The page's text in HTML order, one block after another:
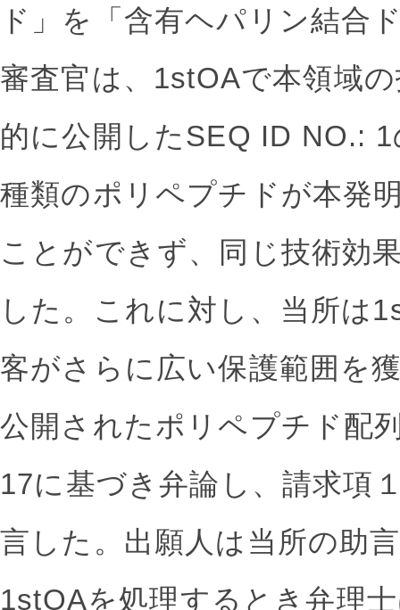
ド」を「含有ヘパリン結合
審査官は、1stOAで本領域
的に公開したSEQ ID NO.:
種類のポリペプチドが本発
ことができず、同じ技術効
した。これに対し、当所は
客がさらに広い保護範囲を
公開されたポリペプチド配
17に基づき弁論し、請求項
言した。出願人は当所の助
1stOAを処理するとき弁理